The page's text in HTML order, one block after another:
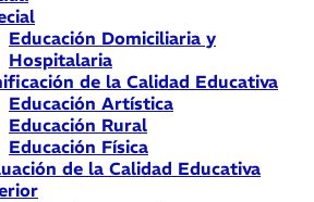
Educación Domiciliaria y
Hospitalaria
de la Calidad Educativa
Educación Artística
Educación Rural
Educación Física
de la Calidad Educativa